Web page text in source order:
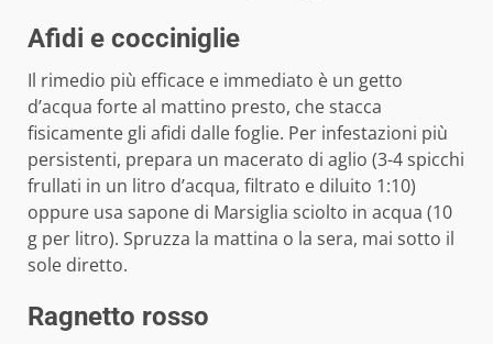
Afidi e cocciniglie
Il rimedio più efficace e immediato è un getto
d’acqua forte al mattino presto, che stacca
fisicamente gli afidi dalle foglie. Per infestazioni più
persistenti, prepara un macerato di aglio (3-4 spicchi
frullati in un litro d’acqua, filtrato e diluito 1:10)
oppure usa sapone di Marsiglia sciolto in acqua (10
g per litro). Spruzza la mattina o la sera, mai sotto il
sole diretto.
Ragnetto rosso